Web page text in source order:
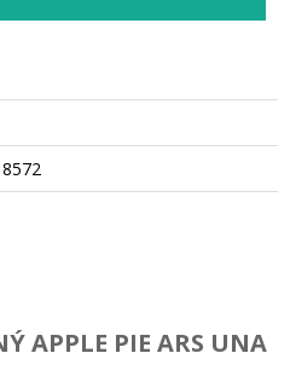
APPLE PIE ARS UNA